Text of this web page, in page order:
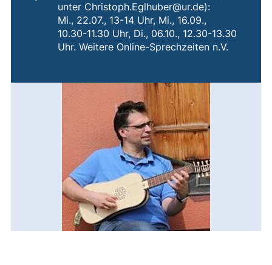
unter Christoph.Eglhuber@ur.de):
Mi., 22.07., 13-14 Uhr, Mi., 16.09.,
10.30-11.30 Uhr, Di., 06.10., 12.30-13.30
Uhr. Weitere Online-Sprechzeiten n.V.